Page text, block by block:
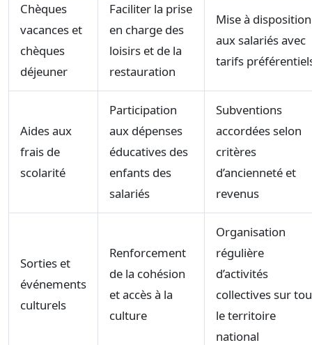
Chèques
vacances et
chèques
déjeuner
Faciliter la prise
en charge des
loisirs et de la
restauration
Mise à disposition
aux salariés avec
tarifs
Aides aux
frais de
scolarité
Participation
aux dépenses
éducatives des
enfants des
salariés
Subventions
accordées selon
critères
d’ancienneté et
revenus
Sorties et
événements
culturels
Renforcement
de la cohésion
et accès à la
culture
Organisation
régulière
d’activités
collectives sur
le territoire
national